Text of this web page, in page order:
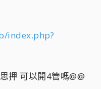
index.php?
押 可以開4管嗎@@